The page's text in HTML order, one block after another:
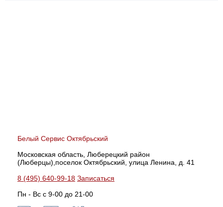
Белый Сервис Октябрьский
Московская область, Люберецкий район
(Люберцы),поселок Октябрьский, улица Ленина, д. 41
8 (495) 640-99-18 Записаться
Пн - Вс с 9-00 до 21-00